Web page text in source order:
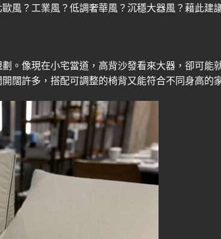
風？工業風？低調奢華風？沉穩大器風？藉此建
。像現在小宅當道，高背沙發看來大器，卻可能
闊許多，搭配可調整的椅背又能符合不同身高的